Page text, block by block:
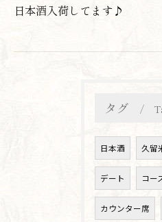
日本酒入荷してます♪
タグ
日本酒 久留
デート コー
カウンター席